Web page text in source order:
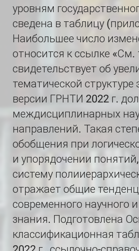
уровням
сведена в таблицу
Наибольшее число
относится к ссылке «См.
свидетельствует об
тематической структуре
версии ГРНТИ 2022 г.
междисциплинарных
направлений. Такая
обобщения при
и упорядочении
систему
отражает общие
современного научного
знания. Подготовлена
классификационная